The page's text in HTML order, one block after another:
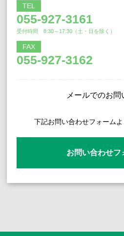
TEL
055-927-3161
受付時間 8:30～17:30（土・日を除く）
FAX
055-927-3162
メールでのお問
下記お問い合わせフォームよ
お問い合わせフ